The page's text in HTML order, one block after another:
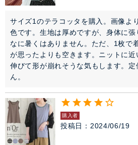
サイズ1のテラコッタを購入。画像よ
色です。生地は厚めですが、身体に
なに暑くはありません。ただ、1枚で
が思ったよりも空きます。ニットに近
伸びて形が崩れそうな気もします。
ん。
購入者
投稿日 2024/06/19